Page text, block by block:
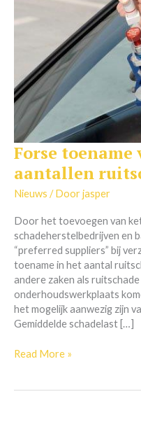
Forse
aantallen
Nieuws / Doorjasper
Door het toevoegen van
schadeherstelbedrijven en
“preferred suppliers” bij
toename in het aantal
andere zaken als
onderhoudswerkplaats
het mogelijk aanwezig zijn
Gemiddelde schadelast […]
Forse
verwacht
in
ruitschades?
Read More »